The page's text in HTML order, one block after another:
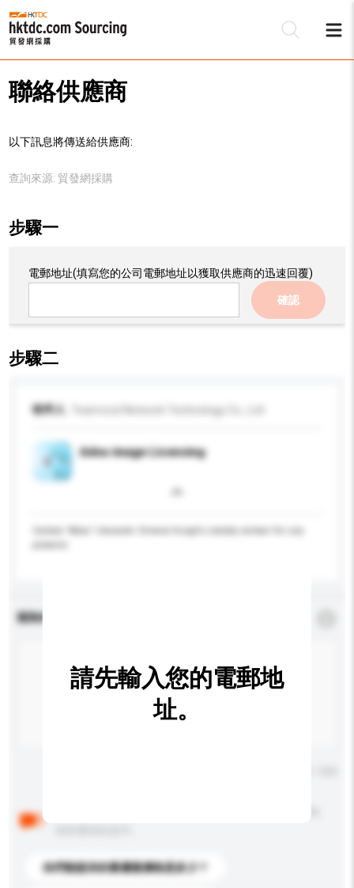
聯絡供應商
以下訊息將傳送給供應商:
查詢來源: 貿發網採購
步驟一
電郵地址(填寫您的公司電郵地址以獲取供應商的迅速回覆)
確認
步驟二
收件人
Adou image Licensing
查詢內容
你們能提供的最優惠價格是多少？
請先輸入您的電郵地
址。